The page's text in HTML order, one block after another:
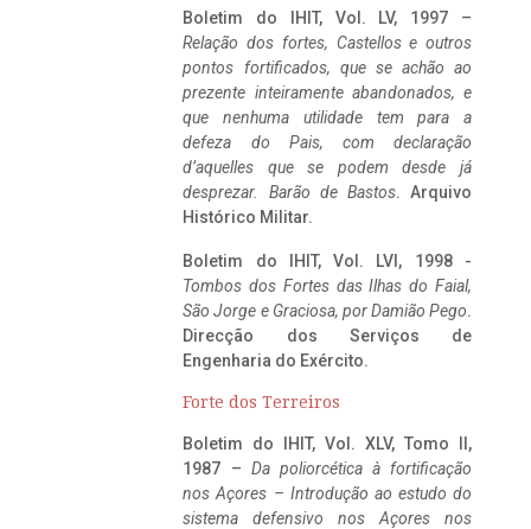
Boletim do IHIT, Vol. LV, 1997 –
Relação dos fortes, Castellos e outros
pontos fortificados, que se achão ao
prezente inteiramente abandonados, e
que nenhuma utilidade tem para a
defeza do Pais, com declaração
d’aquelles que se podem desde já
desprezar. Barão de Bastos. Arquivo
Histórico Militar.
Boletim do IHIT, Vol. LVI, 1998 -
Tombos dos Fortes das Ilhas do Faial,
São Jorge e Graciosa, por Damião Pego.
Direcção dos Serviços de
Engenharia do Exército.
Forte dos Terreiros
Boletim do IHIT, Vol. XLV, Tomo II,
1987 – Da poliorcética à fortificação
nos Açores – Introdução ao estudo do
sistema defensivo nos Açores nos